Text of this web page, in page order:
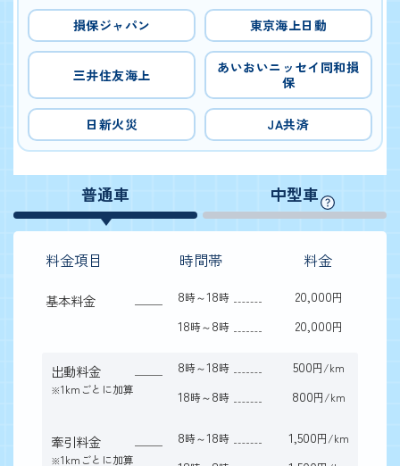
損保ジャパン 東京海上日動
三井住友海上
あいおいニッセイ同和損
保
日新火災 JA共済
普通車 中型車
料金項目 時間帯 料金
基本料金 8時～18時 20,000円
18時～8時 20,000円
出動料金
※1kmごとに加算
8時～18時 500円/km
18時～8時 800円/km
牽引料金
※1kmごとに加算
8時～18時 1,500円/km